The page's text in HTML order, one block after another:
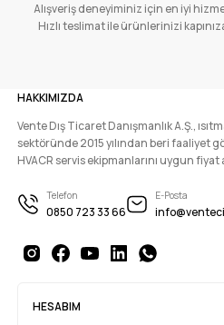
Alışveriş deneyiminiz için en iyi
Hızlı teslimat ile ürünlerinizi
HAKKIMIZDA
Vente Dış Ticaret Danışmanlık A.Ş.,
sektöründe 2015 yılından beri faaliyet
HVACR servis ekipmanlarını uygun
Telefon
0850 723 33 66
E-Posta
HESABIM